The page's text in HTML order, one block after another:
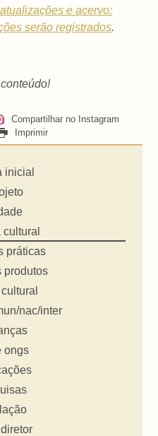
e acervo:
serão registrados.
Compartilhar no Instagram
Imprimir
inicial
práticas
produtos
nac/inter
ongs